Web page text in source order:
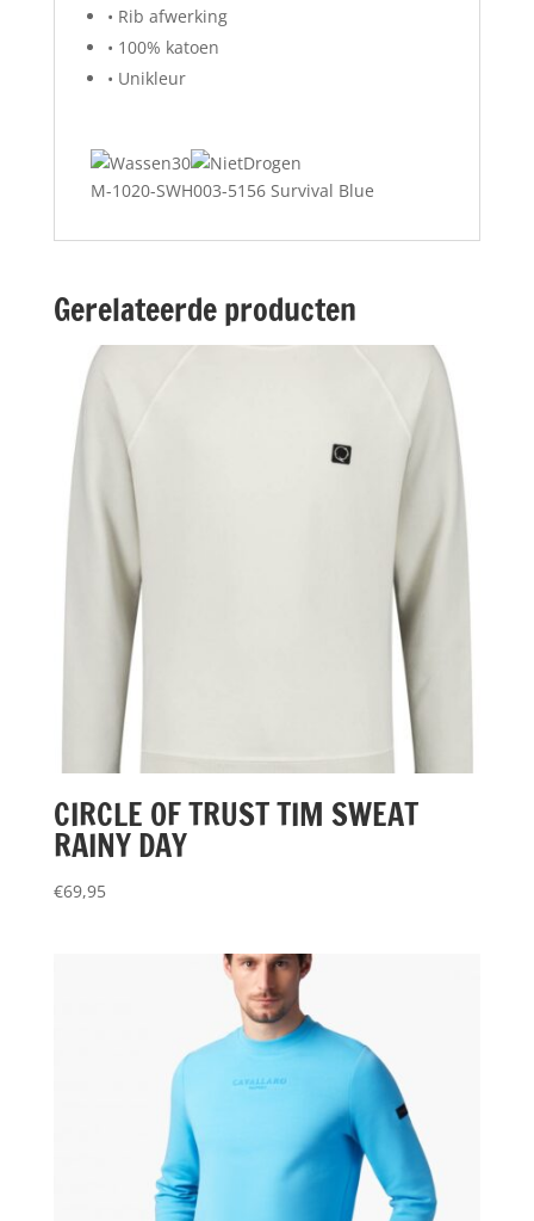
• Rib afwerking
• 100% katoen
• Unikleur
M-1020-SWH003-5156 Survival Blue
Gerelateerde producten
CIRCLE OF TRUST TIM SWEAT
RAINY DAY
€69,95